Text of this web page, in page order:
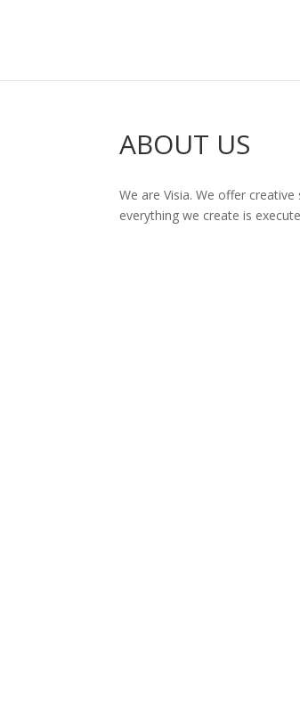
ABOUT US
We are Visia. We offer
everything we create is